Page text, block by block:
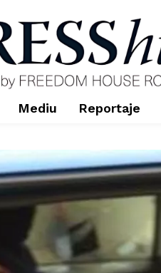
Mediu Reportaje